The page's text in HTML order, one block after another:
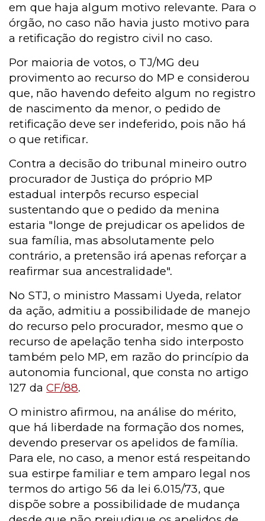
em que haja algum motivo relevante. Para o
órgão, no caso não havia justo motivo para
a retificação do registro civil no caso.
Por maioria de votos, o TJ/MG deu
provimento ao recurso do MP e considerou
que, não havendo defeito algum no registro
de nascimento da menor, o pedido de
retificação deve ser indeferido, pois não há
o que retificar.
Contra a decisão do tribunal mineiro outro
procurador de Justiça do próprio MP
estadual interpôs recurso especial
sustentando que o pedido da menina
estaria "longe de prejudicar os apelidos de
sua família, mas absolutamente pelo
contrário, a pretensão irá apenas reforçar a
reafirmar sua ancestralidade".
No STJ, o ministro Massami Uyeda, relator
da ação, admitiu a possibilidade de manejo
do recurso pelo procurador, mesmo que o
recurso de apelação tenha sido interposto
também pelo MP, em razão do princípio da
autonomia funcional, que consta no artigo
127 daCF/88.
O ministro afirmou, na análise do mérito,
que há liberdade na formação dos nomes,
devendo preservar os apelidos de família.
Para ele, no caso, a menor está respeitando
sua estirpe familiar e tem amparo legal nos
termos do artigo 56 da lei 6.015/73, que
dispõe sobre a possibilidade de mudança